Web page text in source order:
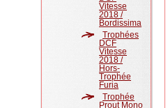
Vitesse
2018 /
Bordissima
Trophées
DCF
Vitesse
2018 /
Hors-
Trophée
Furia
Trophée
Prout Mono